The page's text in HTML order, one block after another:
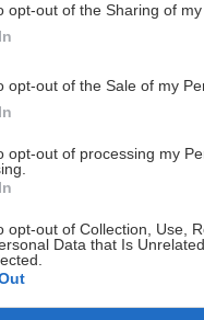
opt-out of the Sharing of my
opt-out of the Sale of my
opt-out of processing my
opt-out of Collection, Use,
Data that Is
Αυστρίας: Ο Ράσελ
στη σύγκρουση
με τον Νόρις (vid)